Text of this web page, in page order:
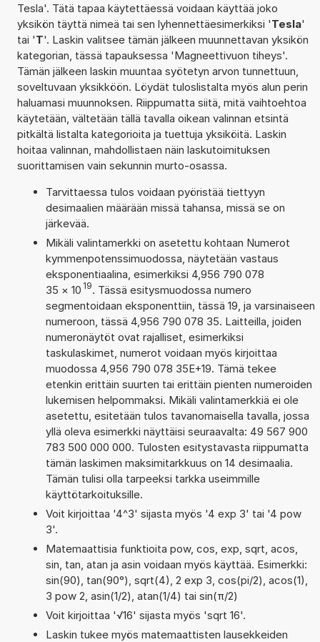
Tesla'. Tätä tapaa käytettäessä voidaan käyttää joko
yksikön täyttä nimeä tai sen lyhennettäesimerkiksi 'Tesla'
tai 'T'. Laskin valitsee tämän jälkeen muunnettavan yksikön
kategorian, tässä tapauksessa 'Magneettivuon tiheys'.
Tämän jälkeen laskin muuntaa syötetyn arvon tunnettuun,
soveltuvaan yksikköön. Löydät tuloslistalta myös alun perin
haluamasi muunnoksen. Riippumatta siitä, mitä vaihtoehtoa
käytetään, vältetään tällä tavalla oikean valinnan etsintä
pitkältä listalta kategorioita ja tuettuja yksiköitä. Laskin
hoitaa valinnan, mahdollistaen näin laskutoimituksen
suorittamisen vain sekunnin murto-osassa.
Tarvittaessa tulos voidaan pyöristää tiettyyn
desimaalien määrään missä tahansa, missä se on
järkevää.
Mikäli valintamerkki on asetettu kohtaan Numerot
kymmenpotenssimuodossa, näytetään vastaus
eksponentiaalina, esimerkiksi 4,956 790 078
35 × 10 19. Tässä esitysmuodossa numero
segmentoidaan eksponenttiin, tässä 19, ja varsinaiseen
numeroon, tässä 4,956 790 078 35. Laitteilla, joiden
numeronäytöt ovat rajalliset, esimerkiksi
taskulaskimet, numerot voidaan myös kirjoittaa
muodossa 4,956 790 078 35E+19. Tämä tekee
etenkin erittäin suurten tai erittäin pienten numeroiden
lukemisen helpommaksi. Mikäli valintamerkkiä ei ole
asetettu, esitetään tulos tavanomaisella tavalla, jossa
yllä oleva esimerkki näyttäisi seuraavalta: 49 567 900
783 500 000 000. Tulosten esitystavasta riippumatta
tämän laskimen maksimitarkkuus on 14 desimaalia.
Tämän tulisi olla tarpeeksi tarkka useimmille
käyttötarkoituksille.
Voit kirjoittaa '4^3' sijasta myös '4 exp 3' tai '4 pow
3'.
Matemaattisia funktioita pow, cos, exp, sqrt, acos,
sin, tan, atan ja asin voidaan myös käyttää. Esimerkki:
sin(90), tan(90°), sqrt(4), 2 exp 3, cos(pi/2), acos(1),
3 pow 2, asin(1/2), atan(1/4) tai sin(π/2)
Voit kirjoittaa '√16' sijasta myös 'sqrt 16'.
Laskin tukee myös matemaattisten lausekkeiden